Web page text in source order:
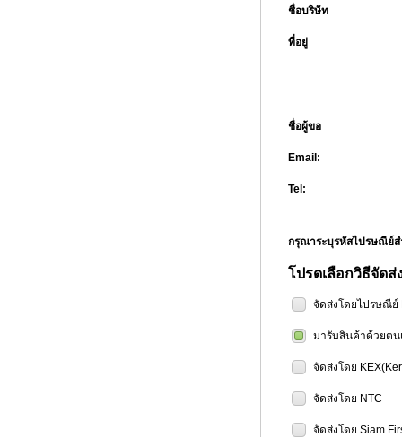
ชื่อบริษัท
ที่อยู่
ชื่อผู้ขอ
Email:
Tel:
กรุณาระบุรหัสไปรษณี
โปรดเลือกวิธีจัดส่
จัดส่งโดยไปรษณีย์
มารับสินค้าด้วยต
จัดส่งโดย
จัดส่งโดย NTC
จัดส่งโดย Siam